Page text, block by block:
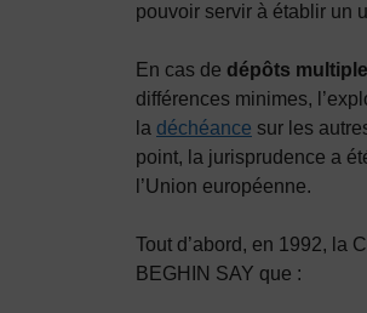
pouvoir servir à établir un
En cas de dépôts
différences minimes,
la déchéance sur les
point, la jurisprudence a
l’Union européenne.
Tout d’abord, en 1992, la
BEGHIN SAY que :